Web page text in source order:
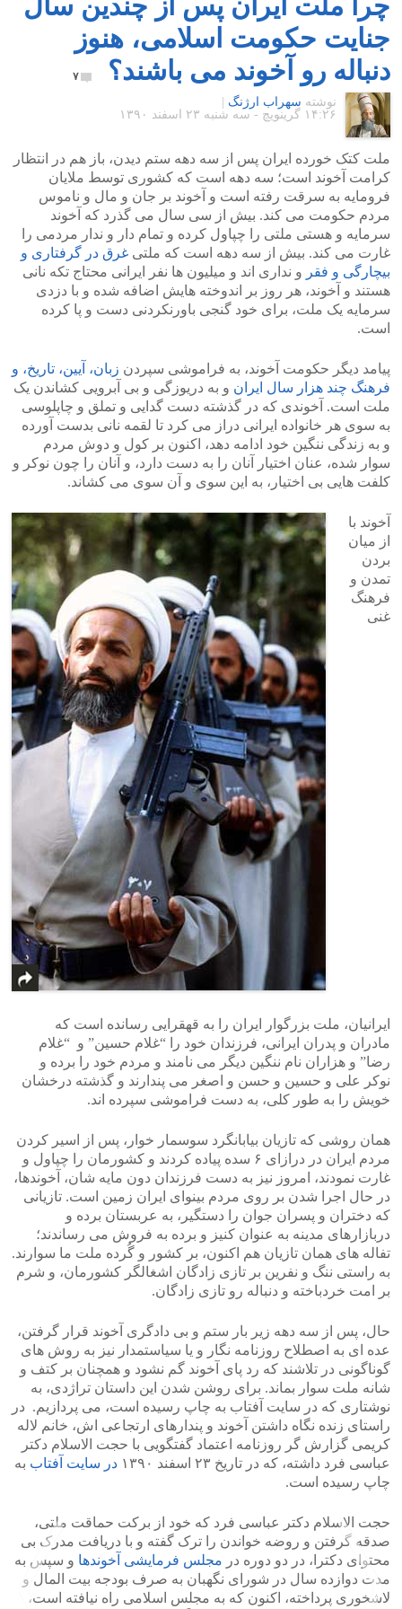
جنایت حکومت اسلامی، هنوز
دنباله رو آخوند می باشند؟
۷
نوشته سهراب ارژنگ
۱۴:۲۶ گرينويچ - سه شنبه ۲۳ اسفند ۱۳۹۰
ملت کتک خورده ایران پس از سه دهه ستم دیدن، باز هم در انتظار
کرامت آخوند است؛ سه دهه است که کشوری توسط ملایان
فرومایه به سرقت رفته است و آخوند بر جان و مال و ناموس
مردم حکومت می کند. بیش از سی سال می گذرد که آخوند
سرمایه و هستی ملتی را چپاول کرده و تمام دار و ندار مردمی را
غارت می کند. بیش از سه دهه است که ملتی غرق در گرفتاری و
بیچارگی و فقر و نداری اند و میلیون ها نفر ایرانی محتاج تکه نانی
هستند و آخوند، هر روز بر اندوخته هایش اضافه شده و با دزدی
سرمایه یک ملت، برای خود گنجی باورنکردنی دست و پا کرده
است.
پیامد دیگر حکومت آخوند، به فراموشی سپردن زبان، آیین، تاریخ، و
فرهنگ چند هزار سال ایران و به دریوزگی و بی آبرویی کشاندن یک
ملت است. آخوندی که در گذشته دست گدایی و تملق و چاپلوسی
به سوی هر خانواده ایرانی دراز می کرد تا لقمه نانی بدست آورده
و به زندگی ننگین خود ادامه دهد، اکنون بر کول و دوش مردم
سوار شده، عنان اختیار آنان را به دست دارد، و آنان را چون نوکر و
کلفت هایی بی اختیار، به این سوی و آن سوی می کشاند.
آخوند با
از میان
بردن
تمدن و
فرهنگ
غنی
ایرانیان، ملت بزرگوار ایران را به قهقرایی رسانده است که
مادران و پدران ایرانی، فرزندان خود را “غلام حسین” و “غلام
رضا” و هزاران نام ننگین دیگر می نامند و مردم خود را برده و
نوکر علی و حسین و حسن و اصغر می پندارند و گذشته درخشان
خویش را به طور کلی، به دست فراموشی سپرده اند.
همان روشی که تازیان بیابانگرد سوسمار خوار، پس از اسیر کردن
مردم ایران در درازای ۶ سده پیاده کردند و کشورمان را چپاول و
غارت نمودند، امروز نیز به دست فرزندان دون مایه شان، آخوندها،
در حال اجرا شدن بر روی مردم بینوای ایران زمین است. تازیانی
که دختران و پسران جوان را دستگیر، به عربستان برده و
دربازارهای مدینه به عنوان کنیز و برده به فروش می رساندند؛
تفاله های همان تازیان هم اکنون، بر کشور و گُرده ملت ما سوارند.
به راستی ننگ و نفرین بر تازی زادگان اشغالگر کشورمان، و شرم
بر امت خردباخته و دنباله رو تازی زادگان.
حال، پس از سه دهه زیر بار ستم و بی دادگری آخوند قرار گرفتن،
عده ای به اصطلاح روزنامه نگار و یا سیاستمدار نیز به روش های
گوناگونی در تلاشند که رد پای آخوند گم نشود و همچنان بر کتف و
شانه ملت سوار بماند. برای روشن شدن این داستان تراژدی، به
نوشتاری که در سایت آفتاب به چاپ رسیده است، می پردازیم. در
راستای زنده نگاه داشتن آخوند و پندارهای ارتجاعی اش، خانم لاله
کریمی گزارش گر روزنامه اعتماد گفتگویی با حجت الاسلام دکتر
عباسی فرد داشته، که در تاریخ ۲۳ اسفند ۱۳۹۰
در سایت آفتاب به
چاپ رسیده است.
حجت الاسلام دکتر عباسی فرد که خود از برکت حماقت ملتی،
صدقه گرفتن و روضه خواندن را ترک گفته و با دریافت مدرک بی
محتوای دکترا، در دو دوره در مجلس فرمایشی آخوندها و سپس به
مدت دوازده سال در شورای نگهبان به صرف بودجه بیت المال و
لاشخوری پرداخته، اکنون که به مجلس اسلامی راه نیافته است،